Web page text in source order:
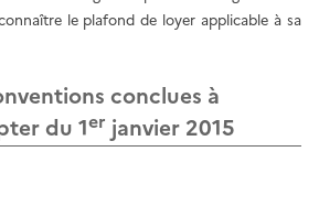
le plafond de loyer applicable à sa
conclues à
du 1erjanvier 2015